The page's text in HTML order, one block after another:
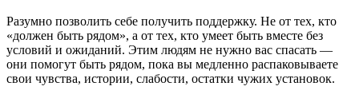
Разумно позволить себе получить поддержку. Не от тех, кто
«должен быть рядом», а от тех, кто умеет быть вместе без
условий и ожиданий. Этим людям не нужно вас спасать —
они помогут быть рядом, пока вы медленно распаковываете
свои чувства, истории, слабости, остатки чужих установок.